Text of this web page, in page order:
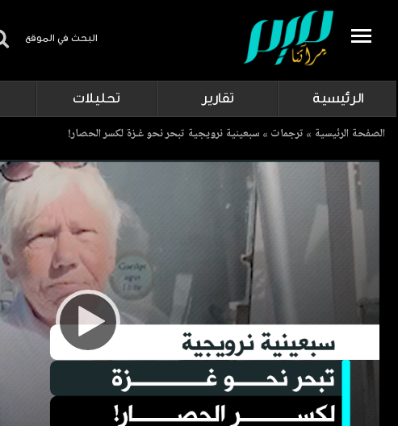
البحث في الموقع
الرئيسية تقارير تحليلات
Breadcrumb
الصفحة الرئيسية ترجمات سبعينية نرويجية تبحر نحو غـزة لكسر الحصار!